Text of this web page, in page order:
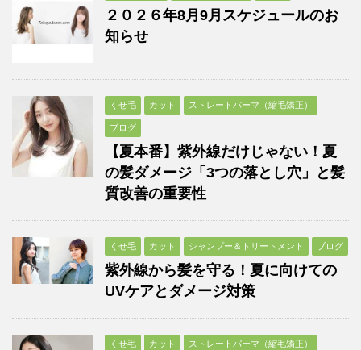
２０２６年8月9月スケジュールのお
知らせ
くせ毛 カット ストレートパーマ（縮毛矯正）
ブログ
【夏本番】紫外線だけじゃない！夏
の髪ダメージ「3つの落とし穴」と髪
質改善の重要性
くせ毛 カット シャンプー＆トリートメント ブログ
紫外線から髪を守る！夏に向けての
UVケアとダメージ対策
くせ毛 カット ストレートパーマ（縮毛矯正）